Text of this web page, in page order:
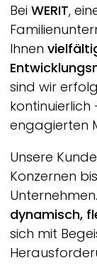
Bei WERIT,
Ihnen
sind wir
engagierten
Unsere
Konzernen
dynamisch,
sich mit